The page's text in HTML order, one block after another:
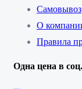
Самовывоз
О
Правила
Одна цена в